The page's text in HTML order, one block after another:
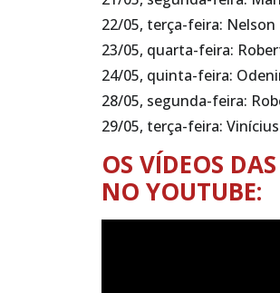
22/05, terça-feira: Nelson
23/05, quarta-feira:
24/05, quinta-feira:
28/05, segunda-feira:
29/05, terça-feira:
OS VÍDEOS
NO YOUTUBE: